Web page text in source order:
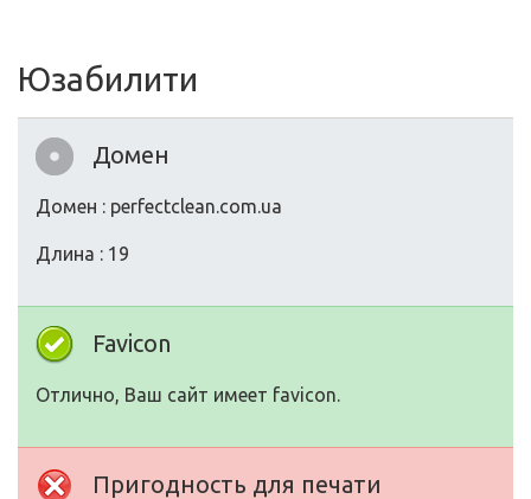
Юзабилити
Домен
Домен : perfectclean.com.ua
Длина : 19
Favicon
Отлично, Ваш сайт имеет favicon.
Пригодность для печати